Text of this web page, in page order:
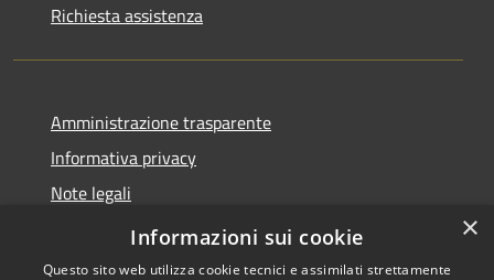
Richiesta assistenza
Amministrazione trasparente
Informativa privacy
Note legali
Dichiarazione di accessibilità
×
Informazioni sui cookie
Questo sito web utilizza cookie tecnici e assimilati strettamente